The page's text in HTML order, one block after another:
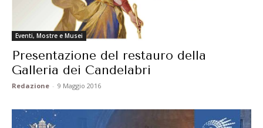
Eventi, Mostre e Musei
Presentazione del restauro della
Galleria dei Candelabri
Redazione - 9 Maggio 2016